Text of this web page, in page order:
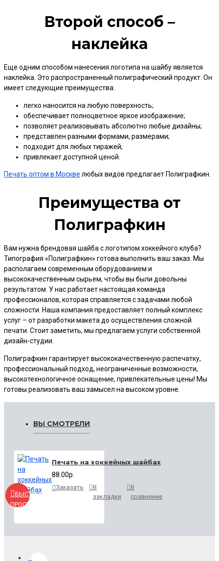
Второй способ –
наклейка
Еще одним способом нанесения логотипа на шайбу является
наклейка. Это распространенный полиграфический продукт. Он
имеет следующие преимущества:
легко наносится на любую поверхность;
обеспечивает полноцветное яркое изображение;
позволяет реализовывать абсолютно любые дизайны;
представлен разными формами, размерами;
подходит для любых тиражей;
привлекает доступной ценой.
Печать оптом в Москве любых видов предлагает Полиграфкин.
Преимущества от
Полиграфкин
Вам нужна брендовая шайба с логотипом хоккейного клуба?
Типография «Полиграфкин» готова выполнить ваш заказ. Мы
располагаем современным оборудованием и
высококачественным сырьем, чтобы вы были довольны
результатом. У нас работает настоящая команда
профессионалов, которая справляется с задачами любой
сложности. Наша компания предоставляет полный комплекс
услуг – от разработки макета до осуществления сложной
печати. Стоит заметить, мы предлагаем услуги собственной
дизайн-студии.
Полиграфкин гарантирует высококачественную распечатку,
профессиональный подход, неограниченные возможности,
высокотехнологичное оснащение, привлекательные цены! Мы
готовы реализовать ваш замысел на высоком уровне.
ВЫ СМОТРЕЛИ
БЫСТРЫЙ
ПРОСМОТР
Печать на хоккейных шайбах
88.00р.
Заказать
В
закладки
В
сравнение